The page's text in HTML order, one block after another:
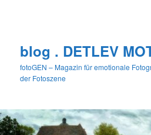
blog . DETLEV
fotoGEN – Magazin für emotionale
der Fotoszene